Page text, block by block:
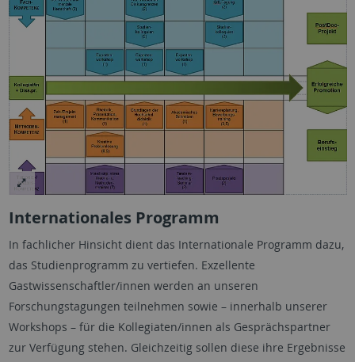
Internationales Programm
In fachlicher Hinsicht dient das Internationale Programm dazu,
das Studienprogramm zu vertiefen. Exzellente
Gastwissenschaftler/innen werden an unseren
Forschungstagungen teilnehmen sowie – innerhalb unserer
Workshops – für die Kollegiaten/innen als Gesprächspartner
zur Verfügung stehen. Gleichzeitig sollen diese ihre Ergebnisse